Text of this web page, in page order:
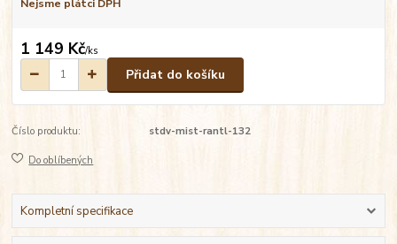
Nejsme plátci DPH
1 149 Kč/ks
Přidat do košíku
Číslo produktu: stdv-mist-rantl-132
Do oblíbených
Kompletní specifikace